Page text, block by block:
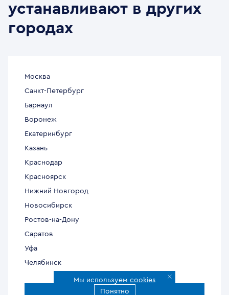
устанавливают в других
городах
Москва
Санкт-Петербург
Барнаул
Воронеж
Екатеринбург
Казань
Краснодар
Красноярск
Нижний Новгород
Новосибирск
Ростов-на-Дону
Саратов
Уфа
Челябинск
Мы используем cookies
Понятно